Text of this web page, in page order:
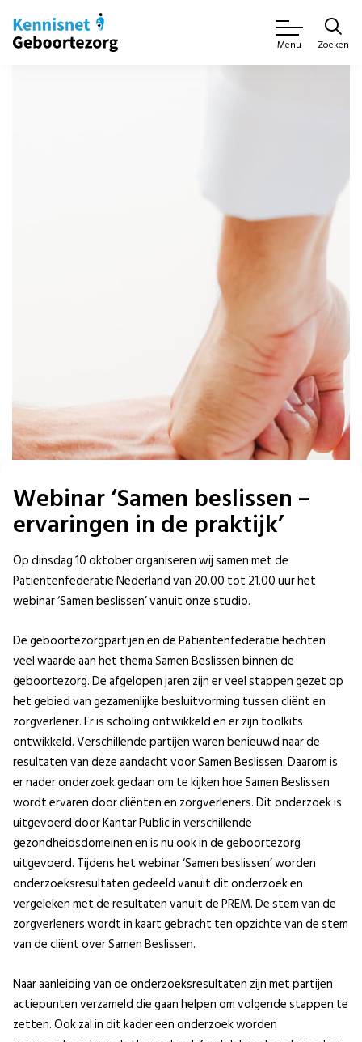
Menu Zoeken
Webinar ‘Samen beslissen –
ervaringen in de praktijk’
Op dinsdag 10 oktober organiseren wij samen met de
Patiëntenfederatie Nederland van 20.00 tot 21.00 uur het
webinar ‘Samen beslissen’ vanuit onze studio.
De geboortezorgpartijen en de Patiëntenfederatie hechten
veel waarde aan het thema Samen Beslissen binnen de
geboortezorg. De afgelopen jaren zijn er veel stappen gezet op
het gebied van gezamenlijke besluitvorming tussen cliënt en
zorgverlener. Er is scholing ontwikkeld en er zijn toolkits
ontwikkeld. Verschillende partijen waren benieuwd naar de
resultaten van deze aandacht voor Samen Beslissen. Daarom is
er nader onderzoek gedaan om te kijken hoe Samen Beslissen
wordt ervaren door cliënten en zorgverleners. Dit onderzoek is
uitgevoerd door Kantar Public in verschillende
gezondheidsdomeinen en is nu ook in de geboortezorg
uitgevoerd. Tijdens het webinar ‘Samen beslissen’ worden
onderzoeksresultaten gedeeld vanuit dit onderzoek en
vergeleken met de resultaten vanuit de PREM. De stem van de
zorgverleners wordt in kaart gebracht ten opzichte van de stem
van de cliënt over Samen Beslissen.
Naar aanleiding van de onderzoeksresultaten zijn met partijen
actiepunten verzameld die gaan helpen om volgende stappen te
zetten. Ook zal in dit kader een onderzoek worden